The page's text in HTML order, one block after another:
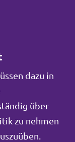
dazu in
über
zu nehmen